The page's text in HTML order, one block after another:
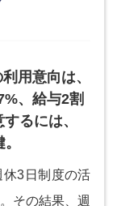
用意向は、
、給与2割
るには、
3日制度の活
その結果、週